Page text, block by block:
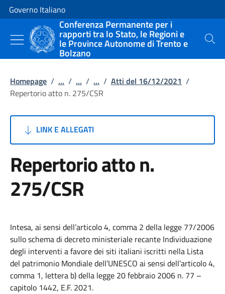
Vai al contenuto
Vai alla navigazione del sito
Governo Italiano
Conferenza Permanente per i
rapporti tra lo Stato, le Regioni e
le Province Autonome di Trento e
Bolzano
Cerca
Homepage / ... / ... / ... / Atti del 16/12/2021 /
Repertorio atto n. 275/CSR
LINK E ALLEGATI
Repertorio atto n.
275/CSR
Intesa, ai sensi dell’articolo 4, comma 2 della legge 77/2006
sullo schema di decreto ministeriale recante Individuazione
degli interventi a favore dei siti italiani iscritti nella Lista
del patrimonio Mondiale dell’UNESCO ai sensi dell’articolo 4,
comma 1, lettera b) della legge 20 febbraio 2006 n. 77 –
capitolo 1442, E.F. 2021.